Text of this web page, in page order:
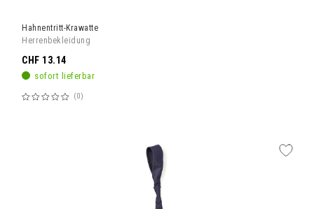
Hahnentritt-Krawatte
Herrenbekleidung
sofort lieferbar
Bewertung:
0
CHF 13.14